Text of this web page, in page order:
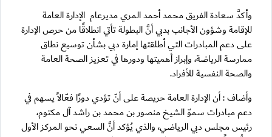
وأكدَّ سعادة الفريق محمد أحمد المري مديرعام الإدارة العامة
للإقامة وشؤون الأجانب بدبي أنَّ البطولة تأتي انطلاقًا من حرص الإدارة
على دعم المبادرات التي أطلقتها إمارة دبي بشأن توسيع نطاق
ممارسة الرياضة، وإبراز أهميتها ودورها في تعزيز الصحة العامة
والصحة النفسية للأفراد.
وأضاف : أن الإدارة العامة حريصة على أنّ تؤدي دورًا فعّالاً يسهم في
دعم مبادرات سموّ الشيخ منصور بن محمد بن راشد آل مكتوم،
رئيس مجلس دبي الرياضي، والذي يُؤكد أنَّ السعي نحو المركز الأول